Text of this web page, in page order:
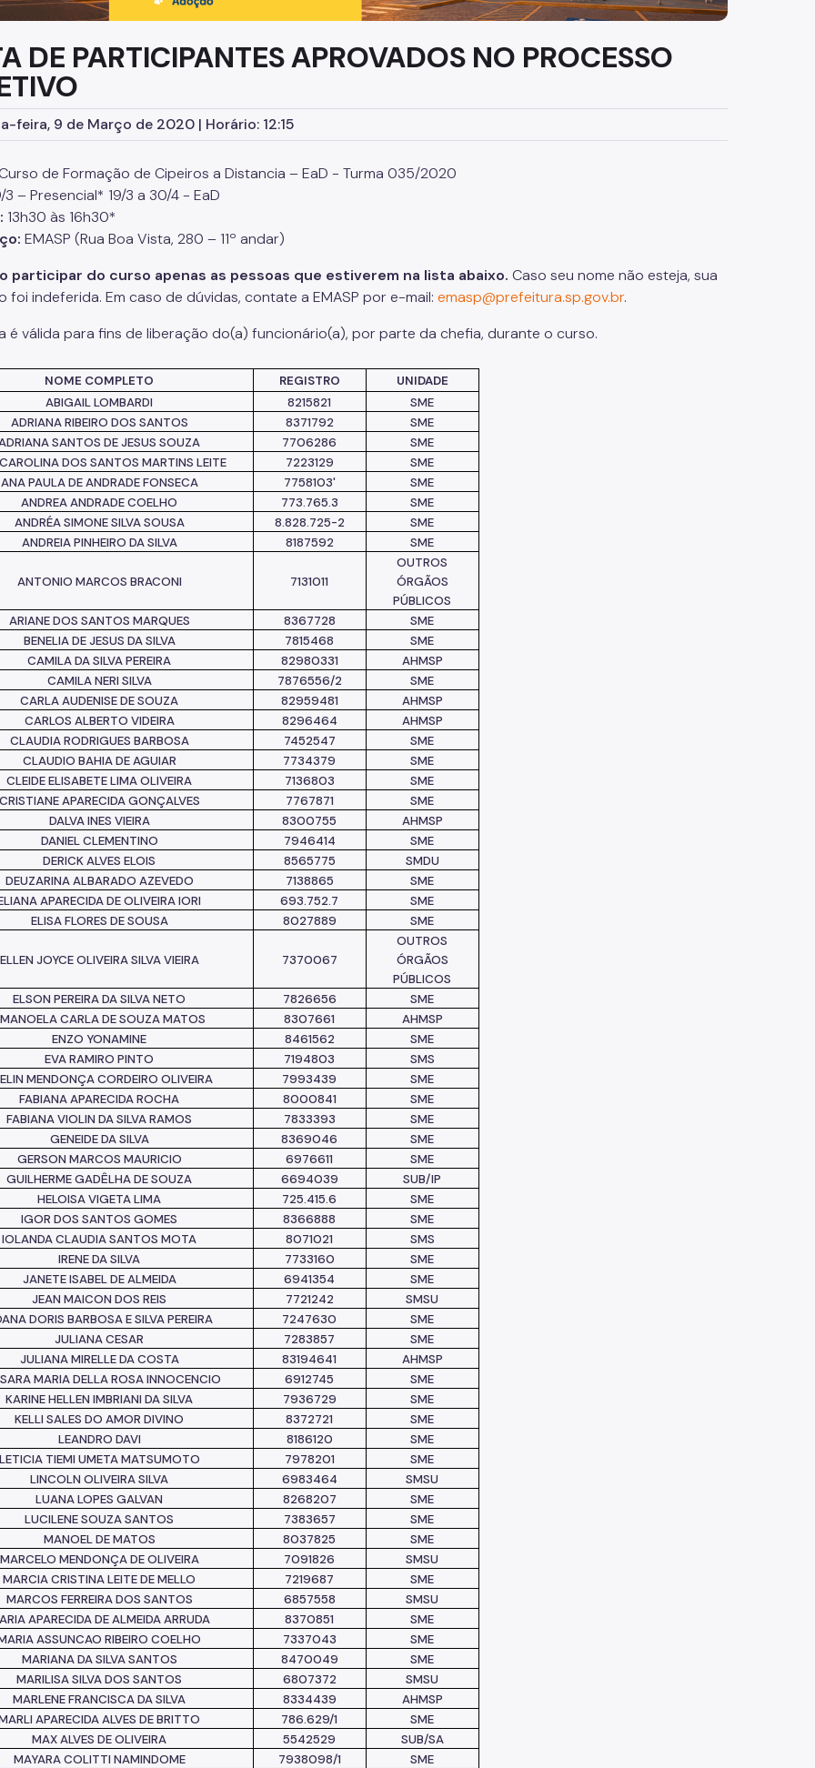
DE PARTICIPANTES APROVADOS NO PROCESSO
feira, 9 de Março de 2020 | Horário: 12:15
de Formação de Cipeiros a Distancia – EaD - Turma 035/2020
3 – Presencial* 19/3 a 30/4 - EaD
13h30 às 16h30*
EMASP (Rua Boa Vista, 280 – 11º andar)
participar do curso apenas as pessoas que estiverem na lista abaixo. Caso seu nome não esteja, sua
foi indeferida. Em caso de dúvidas, contate a EMASP por e-mail: emasp@prefeitura.sp.gov.br.
é válida para fins de liberação do(a) funcionário(a), por parte da chefia, durante o curso.
NOME COMPLETO REGISTRO
UNIDADE
ABIGAIL LOMBARDI
8215821
SME
ADRIANA RIBEIRO DOS SANTOS
8371792
SME
SANTOS DE JESUS SOUZA
7706286
SME
DOS SANTOS MARTINS LEITE
7223129
SME
ANA PAULA DE ANDRADE FONSECA
7758103'
SME
ANDREA ANDRADE COELHO
773.765.3
SME
ANDRÉA SIMONE SILVA SOUSA
8.828.725-2
SME
ANDREIA PINHEIRO DA SILVA
8187592 SME
ANTONIO MARCOS BRACONI 7131011
OUTROS
ÓRGÃOS
PÚBLICOS
ARIANE DOS SANTOS MARQUES
8367728
SME
BENELIA DE JESUS DA SILVA
7815468
SME
CAMILA DA SILVA PEREIRA
82980331
AHMSP
CAMILA NERI SILVA
7876556/2
SME
CARLA AUDENISE DE SOUZA
82959481
AHMSP
CARLOS ALBERTO VIDEIRA
8296464
AHMSP
CLAUDIA RODRIGUES BARBOSA
7452547
SME
CLAUDIO BAHIA DE AGUIAR
7734379
SME
CLEIDE ELISABETE LIMA OLIVEIRA
7136803
SME
APARECIDA GONÇALVES
7767871
SME
DALVA INES VIEIRA
8300755
AHMSP
DANIEL CLEMENTINO
7946414
SME
DERICK ALVES ELOIS
8565775
SMDU
DEUZARINA ALBARADO AZEVEDO
7138865
SME
APARECIDA DE OLIVEIRA IORI
693.752.7
SME
ELISA FLORES DE SOUSA
8027889 SME
ELLEN JOYCE OLIVEIRA SILVA VIEIRA 7370067
OUTROS
ÓRGÃOS
PÚBLICOS
ELSON PEREIRA DA SILVA NETO
7826656
SME
CARLA DE SOUZA MATOS
8307661
AHMSP
ENZO YONAMINE
8461562
SME
EVA RAMIRO PINTO
7194803
SMS
MENDONÇA CORDEIRO OLIVEIRA
7993439
SME
FABIANA APARECIDA ROCHA
8000841
SME
FABIANA VIOLIN DA SILVA RAMOS
7833393
SME
GENEIDE DA SILVA
8369046
SME
GERSON MARCOS MAURICIO
6976611
SME
GUILHERME GADÊLHA DE SOUZA
6694039
SUB/IP
HELOISA VIGETA LIMA
725.415.6
SME
IGOR DOS SANTOS GOMES
8366888
SME
IOLANDA CLAUDIA SANTOS MOTA
8071021
SMS
IRENE DA SILVA
7733160
SME
JANETE ISABEL DE ALMEIDA
6941354
SME
JEAN MAICON DOS REIS
7721242
SMSU
DORIS BARBOSA E SILVA PEREIRA
7247630
SME
JULIANA CESAR
7283857
SME
JULIANA MIRELLE DA COSTA
83194641
AHMSP
MARIA DELLA ROSA INNOCENCIO
6912745
SME
KARINE HELLEN IMBRIANI DA SILVA
7936729
SME
KELLI SALES DO AMOR DIVINO
8372721
SME
LEANDRO DAVI
8186120
SME
TIEMI UMETA MATSUMOTO
7978201
SME
LINCOLN OLIVEIRA SILVA
6983464
SMSU
LUANA LOPES GALVAN
8268207
SME
LUCILENE SOUZA SANTOS
7383657
SME
MANOEL DE MATOS
8037825
SME
MARCELO MENDONÇA DE OLIVEIRA
7091826
SMSU
MARCIA CRISTINA LEITE DE MELLO
7219687
SME
MARCOS FERREIRA DOS SANTOS
6857558
SMSU
APARECIDA DE ALMEIDA ARRUDA
8370851
SME
ASSUNCAO RIBEIRO COELHO
7337043
SME
MARIANA DA SILVA SANTOS
8470049
SME
MARILISA SILVA DOS SANTOS
6807372
SMSU
MARLENE FRANCISCA DA SILVA
8334439
AHMSP
APARECIDA ALVES DE BRITTO
786.629/1
SME
MAX ALVES DE OLIVEIRA
5542529
SUB/SA
MAYARA COLITTI NAMINDOME
7938098/1
SME